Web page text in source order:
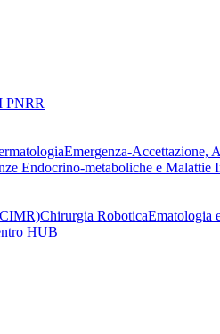
PNRR
Emergenza-Accettazione,
Endocrino-metaboliche e Malattie
Chirurgia RoboticaEmatologia
HUB